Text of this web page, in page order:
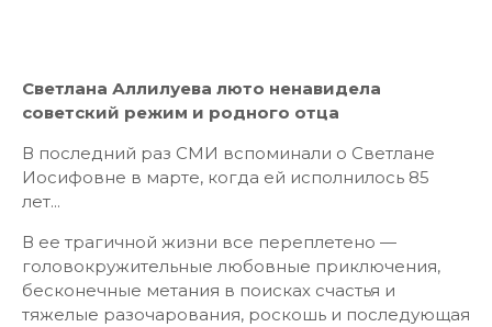
Светлана Аллилуева люто ненавидела
советский режим и родного отца
В последний раз СМИ вспоминали о Светлане
Иосифовне в марте, когда ей исполнилось 85
лет...
В ее трагичной жизни все переплетено —
головокружительные любовные приключения,
бесконечные метания в поисках счастья и
тяжелые разочарования, роскошь и последующая